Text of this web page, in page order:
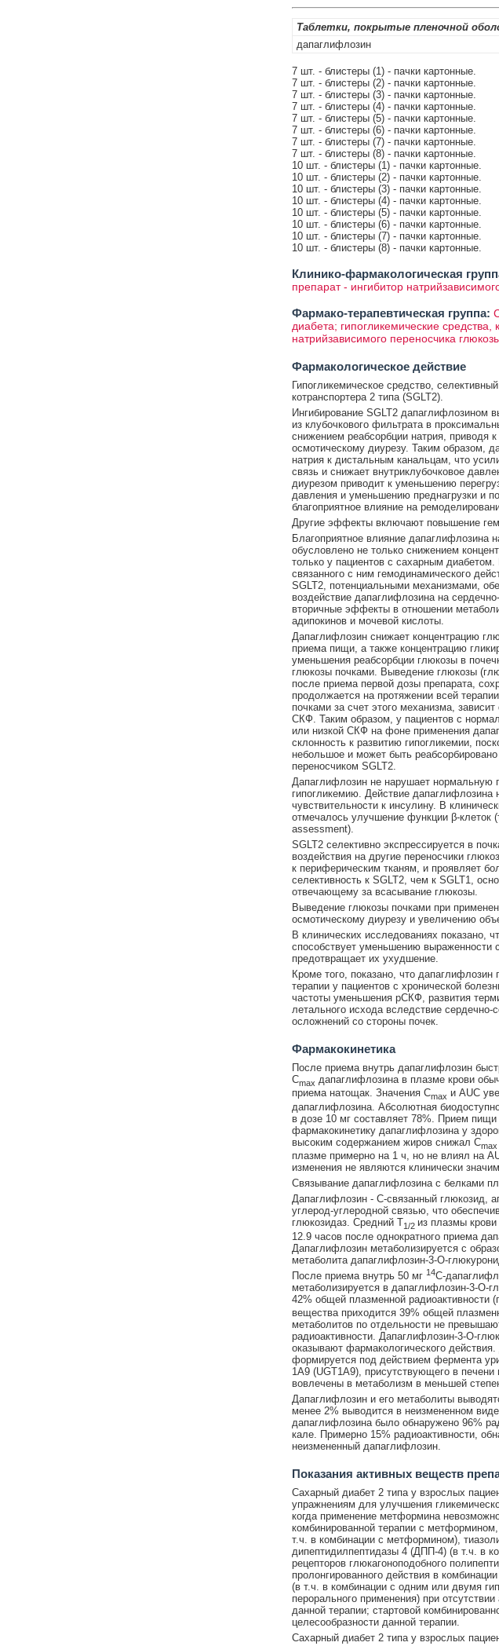
Таблетки, покрытые пленочной
дапаглифлозин
7 шт. - блистеры (1) - пачки картонные.
7 шт. - блистеры (2) - пачки картонные.
7 шт. - блистеры (3) - пачки картонные.
7 шт. - блистеры (4) - пачки картонные.
7 шт. - блистеры (5) - пачки картонные.
7 шт. - блистеры (6) - пачки картонные.
7 шт. - блистеры (7) - пачки картонные.
7 шт. - блистеры (8) - пачки картонные.
10 шт. - блистеры (1) - пачки картонные.
10 шт. - блистеры (2) - пачки картонные.
10 шт. - блистеры (3) - пачки картонные.
10 шт. - блистеры (4) - пачки картонные.
10 шт. - блистеры (5) - пачки картонные.
10 шт. - блистеры (6) - пачки картонные.
10 шт. - блистеры (7) - пачки картонные.
10 шт. - блистеры (8) - пачки картонные.
Клинико-фармакологическая
препарат - ингибитор
Фармако-терапевтическая группа:
диабета; гипогликемические
натрийзависимого переносчика
Фармакологическое действие
Гипогликемическое средство,
котранспортера 2 типа (SGLT2).
Ингибирование SGLT2 дапаглифлозином
из клубочкового фильтрата в
снижением реабсорбции натрия, приводя
осмотическому диурезу. Таким образом,
натрия к дистальным канальцам, что
связь и снижает внутриклубочковое
диурезом приводит к уменьшению
давления и уменьшению преднагрузки и
благоприятное влияние на
Другие эффекты включают повышение
Благоприятное влияние дапаглифлозина
обусловлено не только снижением
только у пациентов с сахарным
связанного с ним гемодинамического
SGLT2, потенциальными механизмами,
воздействие дапаглифлозина на
вторичные эффекты в отношении
адипокинов и мочевой кислоты.
Дапаглифлозин снижает концентрацию
приема пищи, а также концентрацию
уменьшения реабсорбции глюкозы в
глюкозы почками. Выведение глюкозы
после приема первой дозы препарата,
продолжается на протяжении всей
почками за счет этого механизма,
СКФ. Таким образом, у пациентов с
или низкой СКФ на фоне применения
склонность к развитию гипогликемии,
небольшое и может быть
переносчиком SGLT2.
Дапаглифлозин не нарушает нормальную
гипогликемию. Действие дапаглифлозина
чувствительности к инсулину. В
отмечалось улучшение функции β-
assessment).
SGLT2 селективно экспрессируется в
воздействия на другие переносчики
к периферическим тканям, и проявляет
селективность к SGLT2, чем к SGLT1,
отвечающему за всасывание глюкозы.
Выведение глюкозы почками при
осмотическому диурезу и увеличению
В клинических исследованиях показано,
способствует уменьшению выраженности
предотвращает их ухудшение.
Кроме того, показано, что дапаглифлозин
терапии у пациентов с хронической
частоты уменьшения рСКФ, развития
летального исхода вследствие
осложнений со стороны почек.
Фармакокинетика
После приема внутрь дапаглифлозин
Cmax дапаглифлозина в плазме крови
приема натощак. Значения Cmax и AUC
дапаглифлозина. Абсолютная
в дозе 10 мг составляет 78%. Прием
фармакокинетику дапаглифлозина у
высоким содержанием жиров снижал Cmax
плазме примерно на 1 ч, но не влиял на
изменения не являются клинически
Связывание дапаглифлозина с белками
Дапаглифлозин - С-связанный глюкозид,
углерод-углеродной связью, что
глюкозидаз. Средний Т1/2 из плазмы
12.9 часов после однократного приема
Дапаглифлозин метаболизируется с
метаболита дапаглифлозин-3-О-
После приема внутрь 50 мг 14С-
метаболизируется в дапаглифлозин-3-О-
42% общей плазменной радиоактивности
вещества приходится 39% общей
метаболитов по отдельности не
радиоактивности. Дапаглифлозин-3-О-
оказывают фармакологического
формируется под действием фермента
1А9 (UGT1A9), присутствующего в
вовлечены в метаболизм в меньшей
Дапаглифлозин и его метаболиты
менее 2% выводится в неизмененном
дапаглифлозина было обнаружено 96%
кале. Примерно 15% радиоактивности,
неизмененный дапаглифлозин.
Показания активных веществ
Сахарный диабет 2 типа у взрослых
упражнениям для улучшения
когда применение метформина
комбинированной терапии с
т.ч. в комбинации с метформином),
дипептидилпептидазы 4 (ДПП-4) (в т.ч. в
рецепторов глюкагоноподобного
пролонгированного действия в
(в т.ч. в комбинации с одним или двумя
перорального применения) при
данной терапии; стартовой
целесообразности данной терапии.
Сахарный диабет 2 типа у взрослых